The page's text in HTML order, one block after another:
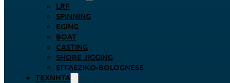
LRF
SPINNING
EGING
BOAT
CASTING
SHORE JIGGING
ΕΓΓΛΈΖΙΚΟ-BOLOGNESE
ΤΕΧΝΗΤΆ